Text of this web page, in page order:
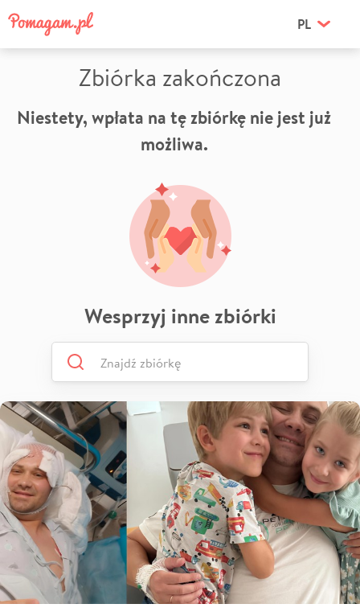
PL
Zbiórka zakończona
Niestety, wpłata na tę zbiórkę nie jest już
możliwa.
Wesprzyj inne zbiórki